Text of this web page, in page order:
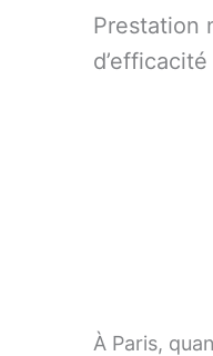
Prestation
À Paris,